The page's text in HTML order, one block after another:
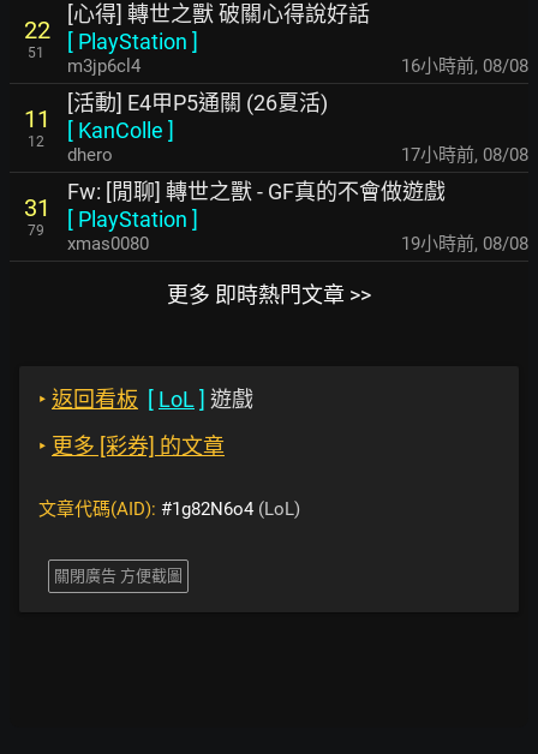
22
51
[心得] 轉世之獸 破關心得說好話
[ PlayStation ]
m3jp6cl4 16小時前, 08/08
11
12
[活動] E4甲P5通關 (26夏活)
[ KanColle ]
dhero 17小時前, 08/08
31
79
Fw: [閒聊] 轉世之獸 - GF真的不會做遊戲
[ PlayStation ]
xmas0080 19小時前, 08/08
更多 即時熱門文章 >>
‣ 返回看板 [ LoL ] 遊戲
‣ 更多 [彩券] 的文章
文章代碼(AID): #1g82N6o4 (LoL)
關閉廣告 方便截圖